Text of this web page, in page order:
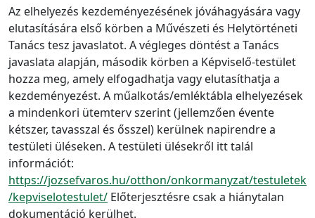
Az elhelyezés kezdeményezésének jóváhagyására vagy
elutasítására első körben a Művészeti és Helytörténeti
Tanács tesz javaslatot. A végleges döntést a Tanács
javaslata alapján, második körben a Képviselő-testület
hozza meg, amely elfogadhatja vagy elutasíthatja a
kezdeményezést. A műalkotás/emléktábla elhelyezések
a mindenkori ütemterv szerint (jellemzően évente
kétszer, tavasszal és ősszel) kerülnek napirendre a
testületi üléseken. A testületi ülésekről itt talál
információt:
https://jozsefvaros.hu/otthon/onkormanyzat/testuletek
/kepviselotestulet/ Előterjesztésre csak a hiánytalan
dokumentáció kerülhet.